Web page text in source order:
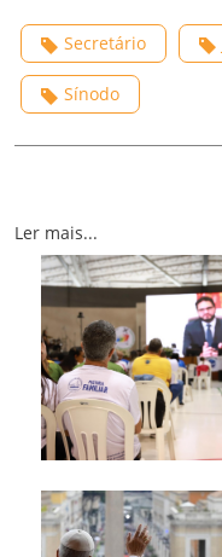
Secretário
Sínodo
Ler mais...